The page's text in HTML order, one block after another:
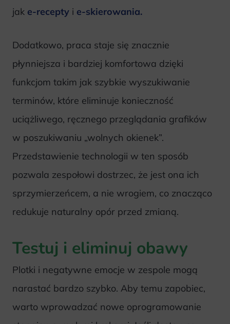
jak e-recepty i e-skierowania.
Dodatkowo, praca staje się znacznie
płynniejsza i bardziej komfortowa dzięki
funkcjom takim jak szybkie wyszukiwanie
terminów, które eliminuje konieczność
uciążliwego, ręcznego przeglądania grafików
w poszukiwaniu „wolnych okienek”.
Przedstawienie technologii w ten sposób
pozwala zespołowi dostrzec, że jest ona ich
sprzymierzeńcem, a nie wrogiem, co znacząco
redukuje naturalny opór przed zmianą.
Testuj i eliminuj obawy
Plotki i negatywne emocje w zespole mogą
narastać bardzo szybko. Aby temu zapobiec,
warto wprowadzać nowe oprogramowanie